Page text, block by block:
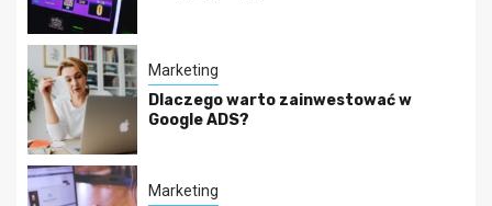
Marketing
Dlaczego warto zainwestować w
Google ADS?
Marketing